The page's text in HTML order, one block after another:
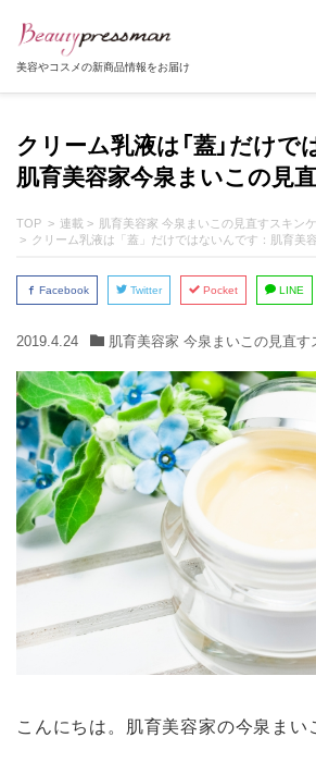
美容やコスメの新商品情報をお届け
クリーム乳液は「蓋」だけで
肌育美容家今泉まいこの見
TOP 連載
肌育美容家 今泉まいこの見直すスキン
クリーム乳液は「蓋」だけではないんです：肌育美容家今
Facebook Twitter Pocket LINE
2019.4.24 肌育美容家 今泉まいこの見直す
こんにちは。肌育美容家の今泉まい